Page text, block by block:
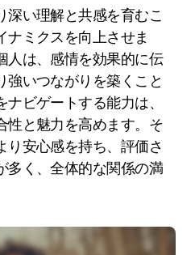
深い理解と共感を育むこ
ナミクスを向上させま
人は、感情を効果的に伝
強いつながりを築くこと
ビゲートする能力は、
性と魅力を高めます。そ
り安心感を持ち、評価さ
多く、全体的な関係の満